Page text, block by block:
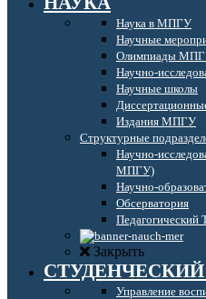
Наука в МПГУ
Научные
Олимпиады
Научно-
Научные школы
Издания МПГУ
Структурные
Научно-
МПГУ)
Научно-
Обсерватория
Закрыть
Управление